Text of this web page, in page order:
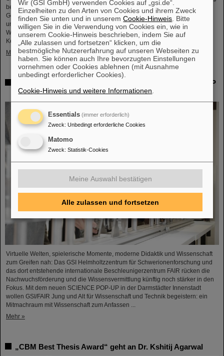
bezeichnet. Auch Professor Thomas Nilsson, der Wissenschaftliche
Geschäftsführer von GSI und FAIR, nahm an dem Treffen teil und
unterzeichnete gemeinsam mit zahlreichen Vertreter*innen aus Politk,
Wirtschaft und Wissenschaft ein Memorandum of Understanding (MoU) zur
Kernfusion.
Mehr »
Schaufenster in die Spitzenforschung: SCIENCE POP-UP
von GSI/FAIR bringt Wissenschaft in die City
Virtuelle Welten, spielerische Momente, moderne Didaktik und Wissenschaft
zum Greifen nah: Das GSI Helmholtzzentrum für Schwerionenforschung und
das dort entstehende internationale Beschleunigerzentrum FAIR rücken die
Nachwuchsförderung und die Wissensvermittlung künftig noch stärker in den
Fokus. Mit dem neuen SCIENCE POP-UP in der Darmstädter Innenstadt
wollen GSI/FAIR Jung und Alt für Wissenschaft und Technik begeistern: ein
Mitmachraum mit Wissenschaft zum Anfassen ...
Mehr »
„CBM Best Thesis Award“ geht an Dr. Kshitij Agarwal
Wir (GSI GmbH) verwenden Cookies auf „gsi.de“.
Einzelheiten zu den Arten von Cookies und ihrem Zweck
finden Sie unten und in unseremCookie-Hinweis . Bitte
willigen Sie in die Verwendung von Cookies ein, wie in
unserem Cookie-Hinweis beschrieben, indem Sie auf
„Alle zulassen und fortsetzen“ klicken, um die
bestmögliche Nutzererfahrung auf unseren Webseiten zu
haben. Sie können auch Ihre bevorzugten Einstellungen
vornehmen oder Cookies ablehnen (mit Ausnahme
unbedingt erforderlicher Cookies).
Cookie-Hinweis und weitere Informationen
Essentials (immer erforderlich)
Zweck: Unbedingt erforderliche Cookies
Matomo
Zweck: Statistik-Cookies
Meine Auswahl bestätigen
Alle zulassen und fortsetzen